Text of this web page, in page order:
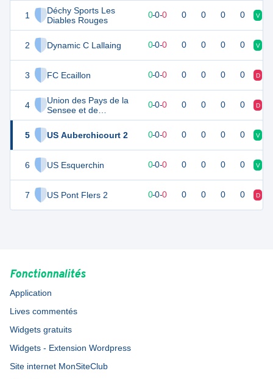
1
Déchy Sports Les
Diables Rouges
2 Dynamic C Lallaing
3 FC Ecaillon
4
Union des Pays de la
Sensee et de
l'Ostrevent
5
US Auberchicourt 2
6 US Esquerchin
7 US Pont Flers 2
0 0-0-0 0 0 0 0 V
0 0-0-0 0 0 0 0 V
0-0-0 0 0 0 0 D
0 0-0-0 0 0 0 0 D
0 0-0-0 0 0 0 0 V
0-0-0 0 0 0 0 V
0-0-0 0 0 0 0 D
Fonctionnalités
Application
Lives commentés
Widgets gratuits
Widgets - Extension Wordpress
Site internet MonSiteClub